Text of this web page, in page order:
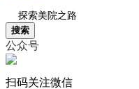
搜索
公众号
扫码关注微信